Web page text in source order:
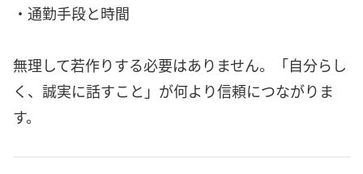
・通勤手段と時間
無理して若作りする必要はありません。「自分らし
く、誠実に話すこと」が何より信頼につながりま
す。